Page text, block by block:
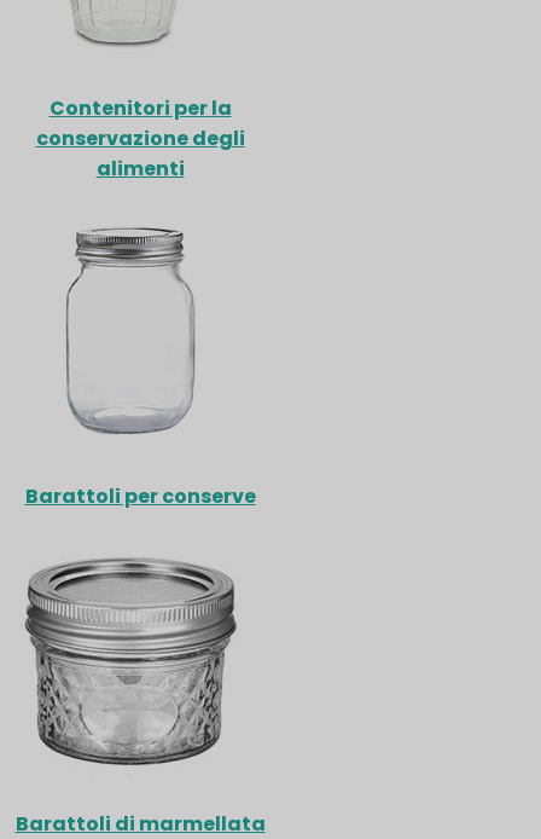
Contenitori per la
conservazione degli
alimenti
Barattoli per conserve
Barattoli di marmellata